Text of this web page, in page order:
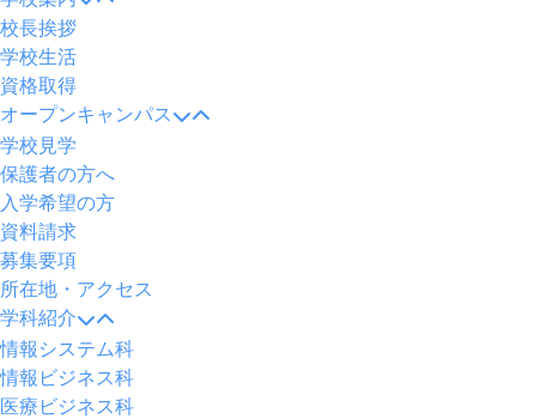
校長挨拶
学校生活
資格取得
オープンキャンパス
学校見学
保護者の方へ
入学希望の方
資料請求
募集要項
所在地・アクセス
学科紹介
情報システム科
情報ビジネス科
医療ビジネス科